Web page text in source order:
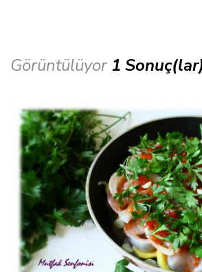
Görüntülüyor 1